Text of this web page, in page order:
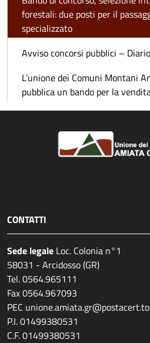
forestali: due posti per il
specializzato
Avviso concorsi pubblici –
L’unione dei Comuni Montani
pubblica un bando per la
CONTATTI
Sede legale Loc. Colonia n°1
58031 - Arcidosso (GR)
Tel. 0564.965111
Fax 0564.967093
PEC
P.I. 01499380531
C.F. 01499380531